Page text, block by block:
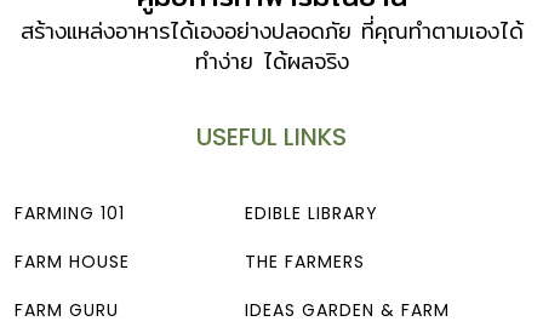
สร้างแหล่งอาหารได้เองอย่างปลอดภัย ที่คุณทำตามเองได้
ทำง่าย ได้ผลจริง
USEFUL LINKS
FARMING 101
FARM HOUSE
FARM GURU
EDIBLE LIBRARY
THE FARMERS
IDEAS GARDEN & FARM